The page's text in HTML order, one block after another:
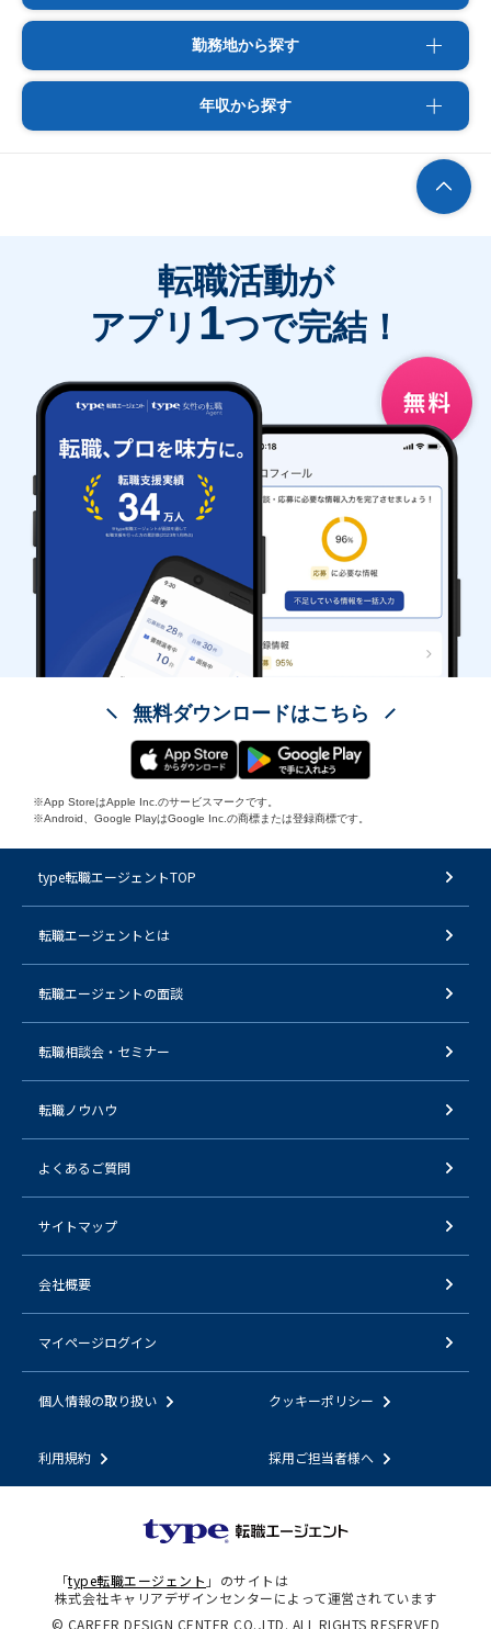
勤務地から探す
年収から探す
転職活動が
アプリ 1つで完結！
無料ダウンロードはこちら
※App StoreはApple Inc.のサービスマークです。
※Android、Google PlayはGoogle Inc.の商標または登録商標です。
type転職エージェントTOP
転職エージェントとは
転職エージェントの面談
転職相談会・セミナー
転職ノウハウ
よくあるご質問
サイトマップ
会社概要
マイページログイン
個人情報の取り扱い クッキーポリシー
利用規約 採用ご担当者様へ
「type転職エージェント 」のサイトは
株式会社キャリアデザインセンターによって運営されています
© CAREER DESIGN CENTER CO.,LTD. ALL RIGHTS RESERVED